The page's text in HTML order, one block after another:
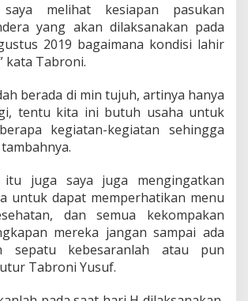
a
n
A
n
g
o
t
a
k
i
b
a
k
a
melihat kesiapan pasukan
yang akan dilaksanakan pada
2019 bagaimana kondisi lahir
kata Tabroni.
berada di min tujuh, artinya hanya
tentu kita ini butuh usaha untuk
kegiatan-kegiatan sehingga
itu juga saya juga mengingatkan
untuk dapat memperhatikan menu
dan semua kekompakan
mereka jangan sampai ada
sepatu kebesaranlah atau pun
Tabroni Yusuf.